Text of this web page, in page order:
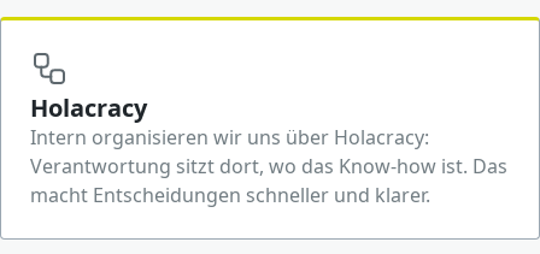
Holacracy
Intern organisieren wir uns über Holacracy:
Verantwortung sitzt dort, wo das Know-how ist. Das
macht Entscheidungen schneller und klarer.